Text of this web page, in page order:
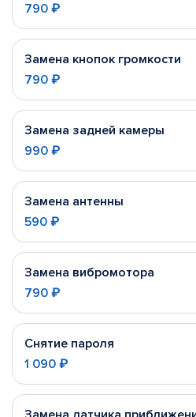
790 ₽
Замена кнопок громкости
790 ₽
Замена задней камеры
990 ₽
Замена антенны
590 ₽
Замена вибромотора
790 ₽
Снятие пароля
1 090 ₽